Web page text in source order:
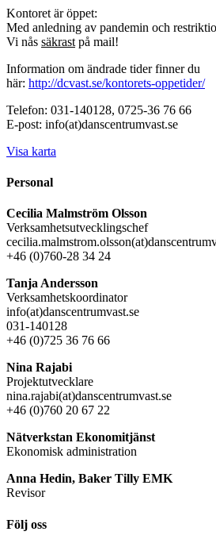
Kontoret är öppet:
Med anledning av pandemin och
Vi nås säkrast på mail!
Information om ändrade tider finner du
här: http://dcvast.se/kontorets-oppetider/
Telefon: 031-140128, 0725-36 76 66
E-post: info(at)danscentrumvast.se
Visa karta
Personal
Cecilia Malmström Olsson
Verksamhetsutvecklingschef
+46 (0)760-28 34 24
Tanja Andersson
Verksamhetskoordinator
info(at)danscentrumvast.se
031-140128
+46 (0)725 36 76 66
Nina Rajabi
Projektutvecklare
nina.rajabi(at)danscentrumvast.se
+46 (0)760 20 67 22
Nätverkstan Ekonomitjänst
Ekonomisk administration
Anna Hedin, Baker Tilly EMK
Revisor
Följ oss